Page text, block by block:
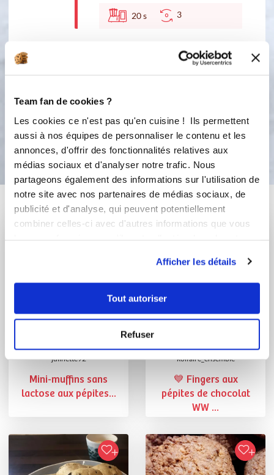
Team fan de cookies ?
Les cookies ce n'est pas qu'en cuisine ! Ils permettent
aussi à nos équipes de personnaliser le contenu et les
annonces, d'offrir des fonctionnalités relatives aux
médias sociaux et d'analyser notre trafic. Nous
partageons également des informations sur l'utilisation de
notre site avec nos partenaires de médias sociaux, de
publicité et d'analyse, qui peuvent potentiellement
combiner celles-ci avec d'autres informations que vous
Afficher les détails
Tout autoriser
Refuser
20s 3
Faire cuire dans un four préchauffé à
180° pendant 13 minutes (je les aime
Bon appétit !
Vous aimerez aussi ...
julinette92
Mini-muffins sans
lactose aux pépites...
koifaire_ensemble
💙 Fingers aux
pépites de chocolat
WW ...